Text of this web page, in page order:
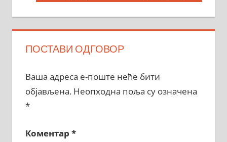
Post:
ПОСТАВИ ОДГОВОР
Ваша адреса е-поште неће бити
објављена. Неопходна поља су означена
*
Коментар *